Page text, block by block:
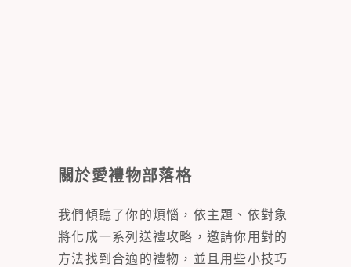
關於愛禮物部落格
我們傾聽了你的煩惱，依主題、依對象
將化成一系列送禮攻略，邀請你用對的
方法找到合適的禮物，並且用些小技巧